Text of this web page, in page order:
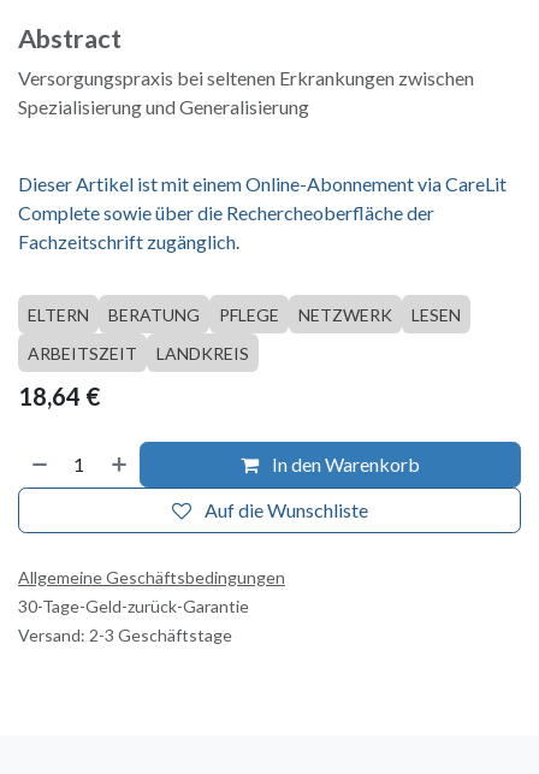
Abstract
Versorgungspraxis bei seltenen Erkrankungen zwischen
Spezialisierung und Generalisierung
Dieser Artikel ist mit einem Online-Abonnement via CareLit
Complete sowie über die Rechercheoberfläche der
Fachzeitschrift zugänglich.
ELTERN BERATUNG PFLEGE NETZWERK
LESEN
ARBEITSZEIT
LANDKREIS
18,64 €
In den Warenkorb
Auf die Wunschliste
Allgemeine Geschäftsbedingungen
30-Tage-Geld-zurück-Garantie
Versand: 2-3 Geschäftstage